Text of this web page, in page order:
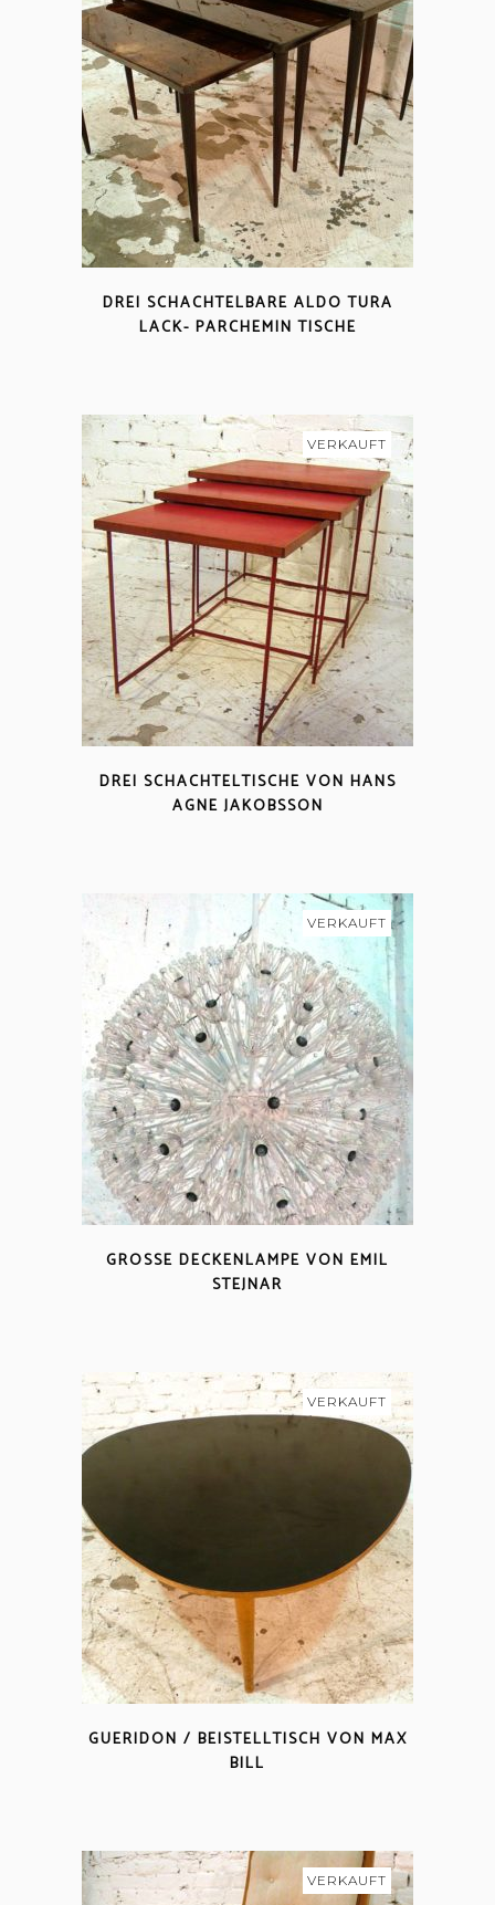
DREI SCHACHTELBARE ALDO TURA
LACK- PARCHEMIN TISCHE
VERKAUFT
DREI SCHACHTELTISCHE VON HANS
AGNE JAKOBSSON
VERKAUFT
GROSSE DECKENLAMPE VON EMIL
STEJNAR
VERKAUFT
GUERIDON / BEISTELLTISCH VON MAX
BILL
VERKAUFT